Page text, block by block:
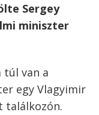
Sergey
miniszter
túl van a
egy Vlagyimir
találkozón.